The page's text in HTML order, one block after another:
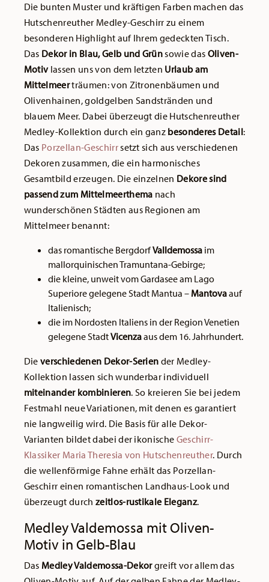
Die bunten Muster und kräftigen Farben machen das
Hutschenreuther Medley-Geschirr zu einem
besonderen Highlight auf Ihrem gedeckten Tisch.
Das Dekor in Blau, Gelb und Grünsowie das Oliven-
Motiv lassen uns von dem letzten Urlaub am
Mittelmeerträumen: von Zitronenbäumen und
Olivenhainen, goldgelben Sandstränden und
blauem Meer. Dabei überzeugt die Hutschenreuther
Medley-Kollektion durch ein ganz besonderes Detail:
Das Porzellan-Geschirrsetzt sich aus verschiedenen
Dekoren zusammen, die ein harmonisches
Gesamtbild erzeugen. Die einzelnen Dekore sind
passend zum Mittelmeerthema nach
wunderschönen Städten aus Regionen am
Mittelmeer benannt:
das romantische BergdorfValldemossaim
mallorquinischen Tramuntana-Gebirge;
die kleine, unweit vom Gardasee am Lago
Superiore gelegene Stadt Mantua – Mantovaauf
Italienisch;
die im Nordosten Italiens in der Region Venetien
gelegene StadtVicenzaaus dem 16. Jahrhundert.
Dieverschiedenen Dekor-Serien der Medley-
Kollektion lassen sich wunderbar individuell
miteinander kombinieren. So kreieren Sie bei jedem
Festmahl neue Variationen, mit denen es garantiert
nie langweilig wird. Die Basis für alle Dekor-
Varianten bildet dabei der ikonische Geschirr-
Klassiker Maria Theresia von Hutschenreuther. Durch
die wellenförmige Fahne erhält das Porzellan-
Geschirr einen romantischen Landhaus-Look und
überzeugt durch zeitlos-rustikale Eleganz.
Medley Valdemossa mit Oliven-
Motiv in Gelb-Blau
Das Medley Valdemossa-Dekorgreift vor allem das